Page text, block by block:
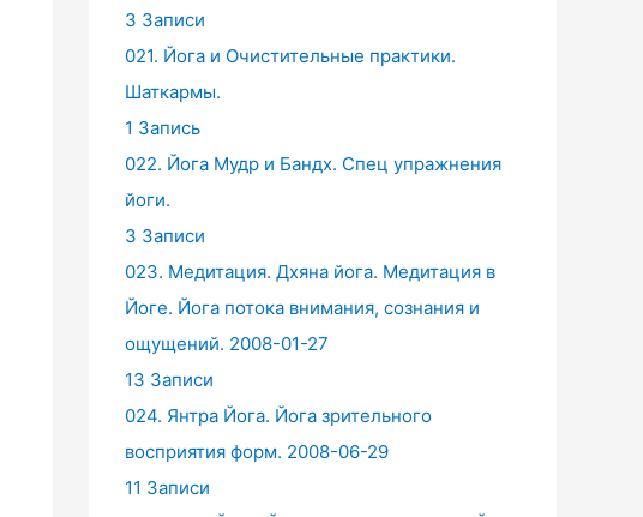
3 Записи
021. Йога и Очистительные практики.
Шаткармы.
1 Запись
022. Йога Мудр и Бандх. Спец упражнения
йоги.
3 Записи
023. Медитация. Дхяна йога. Медитация в
Йоге. Йога потока внимания, сознания и
ощущений. 2008-01-27
13 Записи
024. Янтра Йога. Йога зрительного
восприятия форм. 2008-06-29
11 Записи